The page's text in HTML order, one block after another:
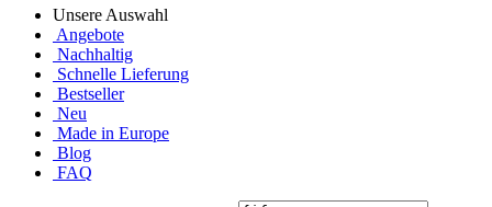
Unsere Auswahl
Angebote
Nachhaltig
Schnelle Lieferung
Bestseller
Neu
Made in Europe
Blog
FAQ